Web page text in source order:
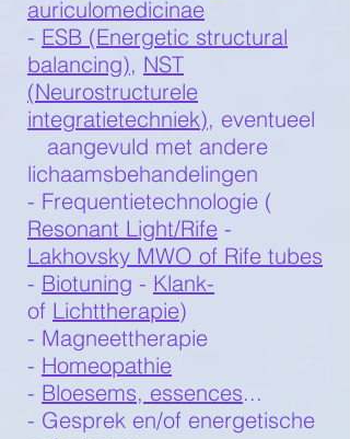
auriculomedicinae
- ESB (Energetic structural
balancing), NST
(Neurostructurele
integratietechniek), eventueel
aangevuld met andere
lichaamsbehandelingen
- Frequentietechnologie (
Resonant Light/Rife -
Lakhovsky MWO of Rife tubes
- Biotuning - Klank-
of Lichttherapie)
- Magneettherapie
- Homeopathie
- Bloesems, essences...
- Gesprek en/of energetische